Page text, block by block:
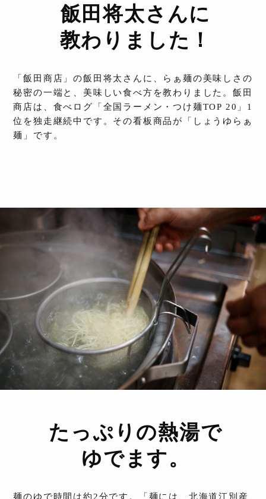
飯田将太さんに
教わりました！
「飯田商店」の飯田将太さんに、らぁ麺の美味しさの
秘密の一端と、美味しい食べ方を教わりました。飯田
商店は、食べログ「全国ラーメン・つけ麺TOP 20」1
位を独走継続中です。その看板商品が「しょうゆらぁ
麺」です。
たっぷりの熱湯で
ゆでます。
麺のゆで時間は約2分です。「麺には、北海道江別産